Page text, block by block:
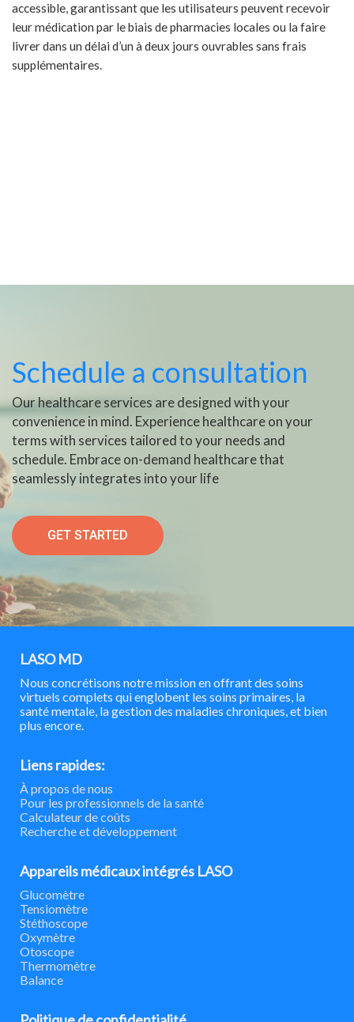
accessible, garantissant que les utilisateurs peuvent recevoir
leur médication par le biais de pharmacies locales ou la faire
livrer dans un délai d’un à deux jours ouvrables sans frais
supplémentaires.
Schedule a consultation
Our healthcare services are designed with your
convenience in mind. Experience healthcare on your
terms with services tailored to your needs and
schedule. Embrace on-demand healthcare that
seamlessly integrates into your life
GET STARTED
LASO MD
Nous concrétisons notre mission en offrant des soins
virtuels complets qui englobent les soins primaires, la
santé mentale, la gestion des maladies chroniques, et bien
plus encore.
Liens rapides:
À propos de nous
Pour les professionnels de la santé
Calculateur de coûts
Recherche et développement
Appareils médicaux intégrés LASO
Glucomètre
Tensiomètre
Stéthoscope
Oxymètre
Otoscope
Thermomètre
Balance